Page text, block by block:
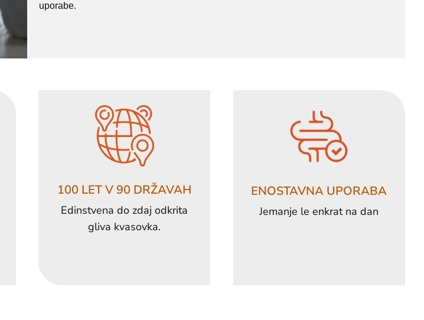
uporabe.
100 LET V 90 DRŽAVAH
Edinstvena do zdaj odkrita
gliva kvasovka.
ENOSTAVNA UPORABA
Jemanje le enkrat na dan